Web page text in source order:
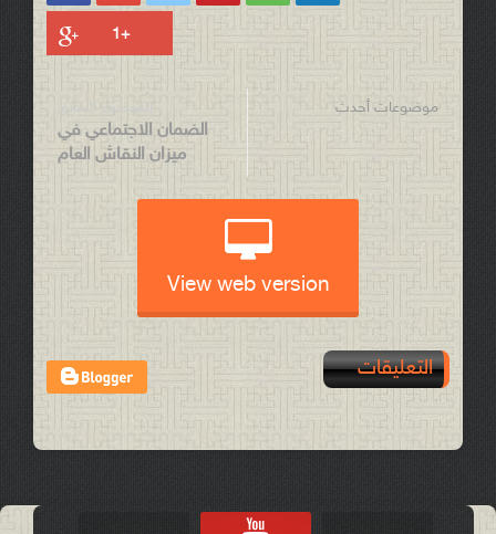
موضوعات أحدث
الضمان الاجتماعي في
ميزان النقاش العام
View web version
التعليقات